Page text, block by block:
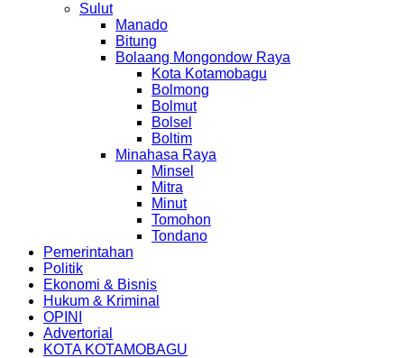
Sulut
Manado
Bitung
Bolaang Mongondow Raya
Kota Kotamobagu
Bolmong
Bolmut
Bolsel
Boltim
Minahasa Raya
Minsel
Mitra
Minut
Tomohon
Tondano
Pemerintahan
Politik
Ekonomi & Bisnis
Hukum & Kriminal
OPINI
Advertorial
KOTA KOTAMOBAGU